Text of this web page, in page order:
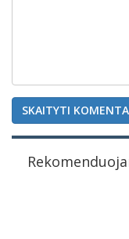
SKAITYTI